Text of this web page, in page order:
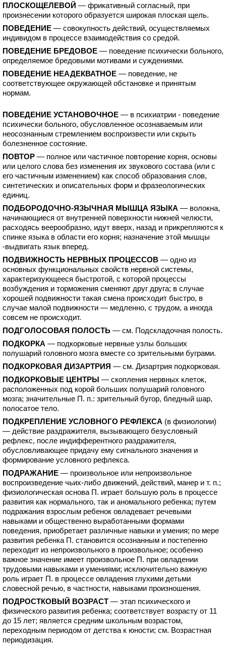
ПЛОСКОЩЕЛЕВОЙ — фрикативный согласный, при
произнесении которого образуется широкая плоская щель.
ПОВЕДЕНИЕ — совокупность действий, осуществляемых
индивидом в процессе взаимодействия со средой.
ПОВЕДЕНИЕ БРЕДОВОЕ — поведение психически больного,
определяемое бредовыми мотивами и суждениями.
ПОВЕДЕНИЕ НЕАДЕКВАТНОЕ — поведение, не
соответствующее окружающей обстановке и принятым
нормам.
ПОВЕДЕНИЕ УСТАНОВОЧНОЕ — в психиатрии - поведение
психически больного, обусловленное осознаваемым или
неосознанным стремлением воспроизвести или скрыть
болезненное состояние.
ПОВТОР — полное или частичное повторение корня, основы
или целого слова без изменения их звукового состава (или с
его частичным изменением) как способ образования слов,
синтетических и описательных форм и фразеологических
единиц.
ПОДБОРОДОЧНО-ЯЗЫЧНАЯ МЫШЦА ЯЗЫКА — волокна,
начинающиеся от внутренней поверхности нижней челюсти,
расходясь веерообразно, идут вверх, назад и прикрепляются к
спинке языка в области его корня; назначение этой мышцы
-выдвигать язык вперед.
ПОДВИЖНОСТЬ НЕРВНЫХ ПРОЦЕССОВ — одно из
основных функциональных свойств нервной системы,
характеризующееся быстротой, с которой процессы
возбуждения и торможения сменяют друг друга; в случае
хорошей подвижности такая смена происходит быстро, в
случае малой подвижности — медленно, с трудом, а иногда
совсем не происходит.
ПОДГОЛОСОВАЯ ПОЛОСТЬ — см. Подскладочная полость.
ПОДКОРКА — подкорковые нервные узлы больших
полушарий головного мозга вместе со зрительными буграми.
ПОДКОРКОВАЯ ДИЗАРТРИЯ — см. Дизартрия подкорковая.
ПОДКОРКОВЫЕ ЦЕНТРЫ — скопления нервных клеток,
расположенных под корой больших полушарий головного
мозга; значительные П. п.: зрительный бугор, бледный шар,
полосатое тело.
ПОДКРЕПЛЕНИЕ УСЛОВНОГО РЕФЛЕКСА (в физиологии)
— действие раздражителя, вызывающего безусловный
рефлекс, после индифферентного раздражителя,
обусловливающее придачу ему сигнального значения и
формирование условного рефлекса.
ПОДРАЖАНИЕ — произвольное или непроизвольное
воспроизведение чьих-либо движений, действий, манер и т. п.;
физиологическая основа П. играет большую роль в процессе
развития как нормального, так и аномального ребенка; путем
подражания взрослым ребенок овладевает речевыми
навыками и общественно выработанными формами
поведения, приобретает различные навыки и умения; по мере
развития ребенка П. становится осознанным и постепенно
переходит из непроизвольного в произвольное; особенно
важное значение имеет произвольное П. при овладении
трудовыми навыками и умениями; исключительно важную
роль играет П. в процессе овладения глухими детьми
словесной речью, в частности, навыками произношения.
ПОДРОСТКОВЫЙ ВОЗРАСТ — этап психического и
физического развития ребенка; соответствует возрасту от 11
до 15 лет; является средним школьным возрастом,
переходным периодом от детства к юности; см. Возрастная
периодизация.